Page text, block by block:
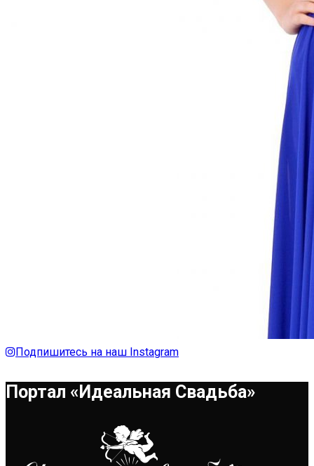
Подпишитесь на наш Instagram
Портал «Идеальная Свадьба»